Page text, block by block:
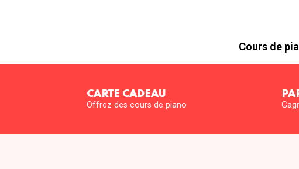
Cours de
CARTE CADEAU
Offrez des cours de piano